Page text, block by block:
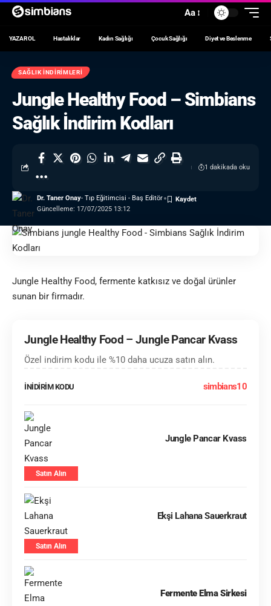
Aa
YAZAR OL Hastalıklar Kadın Sağlığı Çocuk Sağlığı Diyet ve Beslenme
SAĞLIK İNDIRIMLERI
Jungle Healthy Food – Simbians
Sağlık İndirim Kodları
Güncelleme: 17/07/2025 13:12
Dr. Taner Onay- Tıp Eğitimcisi - Baş Editör
1 dakikada oku
Jungle Healthy Food, fermente katkısız ve doğal ürünler
sunan bir firmadır.
Jungle Healthy Food – Jungle Pancar Kvass
Özel indirim kodu ile %10 daha ucuza satın alın.
İNİDİRİM KODU simbians10
Jungle Pancar Kvass
Satın Alın
Ekşi Lahana Sauerkraut
Satın Alın
Fermente Elma Sirkesi